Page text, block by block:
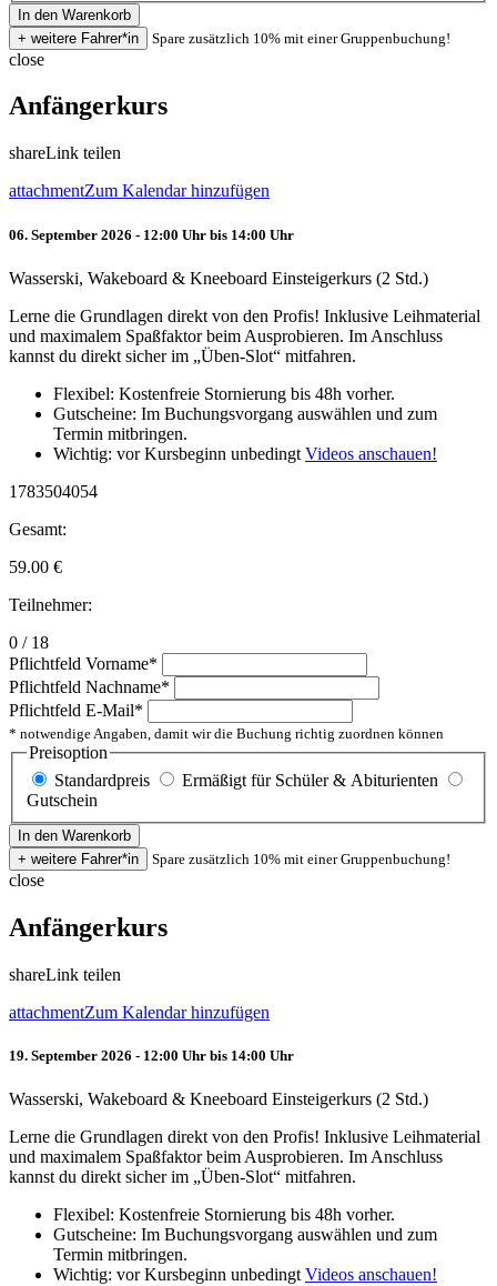
Spare zusätzlich 10% mit einer Gruppenbuchung!
close
Anfängerkurs
shareLink teilen
attachmentZum Kalendar hinzufügen
06. September 2026 - 12:00 Uhr bis 14:00 Uhr
Wasserski, Wakeboard & Kneeboard Einsteigerkurs (2 Std.)
Lerne die Grundlagen direkt von den Profis! Inklusive Leihmaterial
und maximalem Spaßfaktor beim Ausprobieren. Im Anschluss
kannst du direkt sicher im „Üben-Slot“ mitfahren.
Flexibel: Kostenfreie Stornierung bis 48h vorher.
Gutscheine: Im Buchungsvorgang auswählen und zum
Termin mitbringen.
Wichtig: vor Kursbeginn unbedingt Videos anschauen!
1783504054
Gesamt:
59.00 €
Teilnehmer:
0 / 18
Pflichtfeld Vorname*
Pflichtfeld Nachname*
Pflichtfeld E-Mail*
* notwendige Angaben, damit wir die Buchung richtig zuordnen können
Preisoption
Standardpreis
Ermäßigt für Schüler & Abiturienten
Gutschein
Spare zusätzlich 10% mit einer Gruppenbuchung!
close
Anfängerkurs
shareLink teilen
attachmentZum Kalendar hinzufügen
19. September 2026 - 12:00 Uhr bis 14:00 Uhr
Wasserski, Wakeboard & Kneeboard Einsteigerkurs (2 Std.)
Lerne die Grundlagen direkt von den Profis! Inklusive Leihmaterial
und maximalem Spaßfaktor beim Ausprobieren. Im Anschluss
kannst du direkt sicher im „Üben-Slot“ mitfahren.
Flexibel: Kostenfreie Stornierung bis 48h vorher.
Gutscheine: Im Buchungsvorgang auswählen und zum
Termin mitbringen.
Wichtig: vor Kursbeginn unbedingtVideos anschauen!